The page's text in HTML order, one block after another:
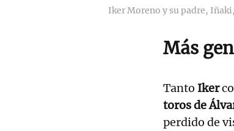
Iker Moreno y su padre,
Más
Tanto Iker
toros de
perdido de